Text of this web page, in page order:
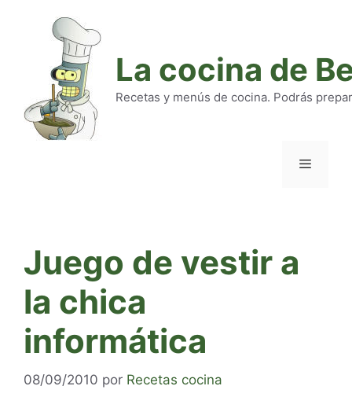
La cocina de
Recetas y menús de cocina. Podrás
Juego de vestir a
la chica
informática
08/09/2010 por Recetas cocina